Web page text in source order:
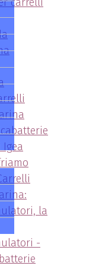
la
-